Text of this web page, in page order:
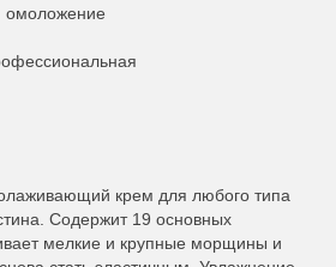
омоложение
крем для любого типа
Содержит 19 основных
мелкие и крупные морщины и